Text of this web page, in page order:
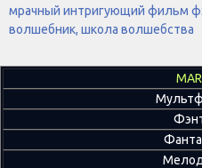
мрачный интригующий фильм
волшебник, школа волшебства